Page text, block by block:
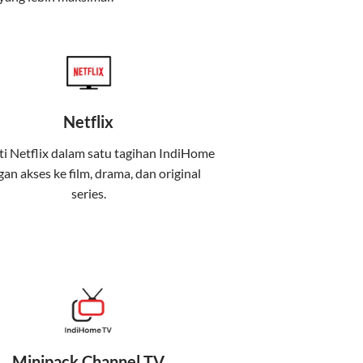
Telkomsel One, sebuah
dan komunikasi dalam satu paket
internet (Telkomsel) dalam satu paket.
Netflix
Netflix dalam satu tagihan IndiHome
akses ke film, drama, dan original
series.